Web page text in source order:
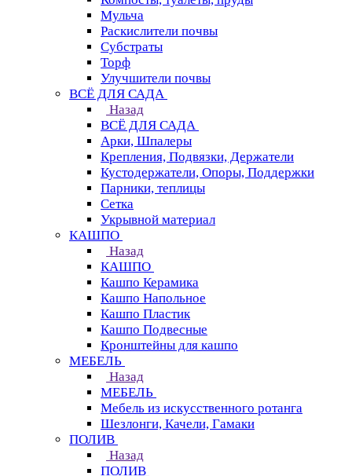
Мульча
Раскислители почвы
Субстраты
Торф
Улучшители почвы
ВСЁ ДЛЯ САДА
Назад
ВСЁ ДЛЯ САДА
Арки, Шпалеры
Крепления, Подвязки, Держатели
Кустодержатели, Опоры, Поддержки
Парники, теплицы
Сетка
Укрывной материал
КАШПО
Назад
КАШПО
Кашпо Керамика
Кашпо Напольное
Кашпо Пластик
Кашпо Подвесные
Кронштейны для кашпо
МЕБЕЛЬ
Назад
МЕБЕЛЬ
Мебель из искусственного ротанга
Шезлонги, Качели, Гамаки
ПОЛИВ
Назад
ПОЛИВ